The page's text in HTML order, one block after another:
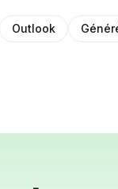
Outlook